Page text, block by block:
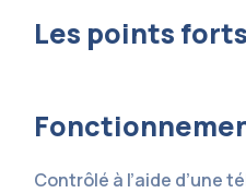
Les points forts
Contrôlé à l’aide d’une